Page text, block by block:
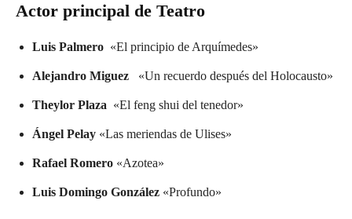
Actor principal de Teatro
Luis Palmero «El principio de Arquímedes»
Alejandro Miguez «Un recuerdo después del Holocausto»
Theylor Plaza «El feng shui del tenedor»
Ángel Pelay «Las meriendas de Ulises»
Rafael Romero «Azotea»
Luis Domingo González «Profundo»